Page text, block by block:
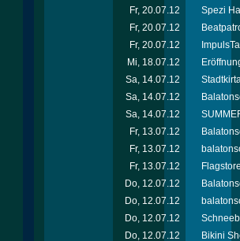
Fr, 20.07.12
Spezi
Fr, 20.07.12
Fr, 20.07.12
Mi, 18.07.12
Sa, 14.07.12
Sa, 14.07.12
Sa, 14.07.12
Fr, 13.07.12
Fr, 13.07.12
Fr, 13.07.12
Do, 12.07.12
Do, 12.07.12
Do, 12.07.12
Do, 12.07.12
Bikini